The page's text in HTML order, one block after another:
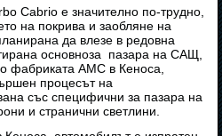
Cabrio е значително по-трудно,
на покрива и заобляне на
да влезе в редовна
основноза пазара на САЩ,
фабриката AMC в Кеноса,
процесът на
със специфични за пазара на
и странични светлини.